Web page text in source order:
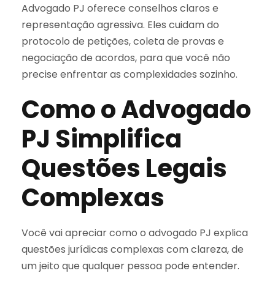
Advogado PJ oferece conselhos claros e
representação agressiva. Eles cuidam do
protocolo de petições, coleta de provas e
negociação de acordos, para que você não
precise enfrentar as complexidades sozinho.
Como o Advogado
PJ Simplifica
Questões Legais
Complexas
Você vai apreciar como o advogado PJ explica
questões jurídicas complexas com clareza, de
um jeito que qualquer pessoa pode entender.